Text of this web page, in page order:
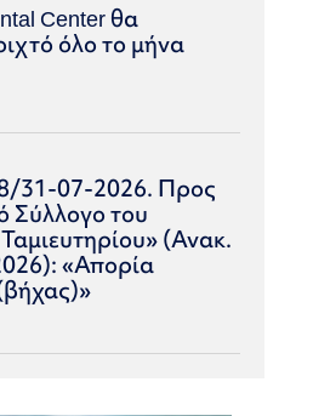
Center θα
όλο το μήνα
31-07-2026. Προς
Σύλλογο του
(Ανακ.
«Απορία